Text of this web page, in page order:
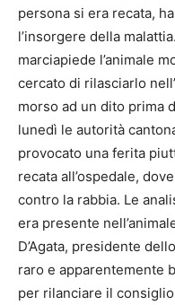
persona si era recata,
l’insorgere della
marciapiede l’animale
cercato di rilasciarlo
morso ad un dito prima
lunedì le autorità
provocato una ferita
recata all’ospedale,
contro la rabbia. Le
era presente
D’Agata, presidente
raro e apparentemente
per rilanciare il